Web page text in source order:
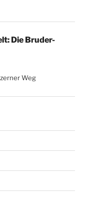
Die Bruder-
Weg